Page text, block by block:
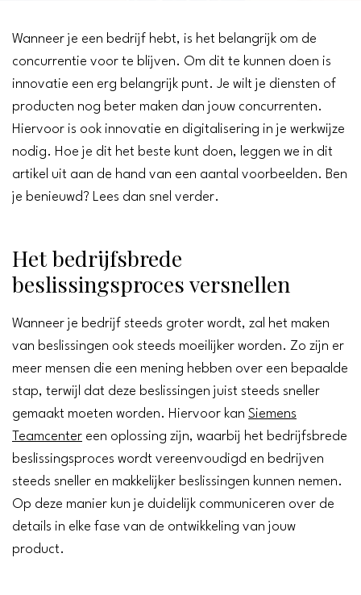
Wanneer je een bedrijf hebt, is het belangrijk om de
concurrentie voor te blijven. Om dit te kunnen doen is
innovatie een erg belangrijk punt. Je wilt je diensten of
producten nog beter maken dan jouw concurrenten.
Hiervoor is ook innovatie en digitalisering in je werkwijze
nodig. Hoe je dit het beste kunt doen, leggen we in dit
artikel uit aan de hand van een aantal voorbeelden. Ben
je benieuwd? Lees dan snel verder.
Het bedrijfsbrede
beslissingsproces versnellen
Wanneer je bedrijf steeds groter wordt, zal het maken
van beslissingen ook steeds moeilijker worden. Zo zijn er
meer mensen die een mening hebben over een bepaalde
stap, terwijl dat deze beslissingen juist steeds sneller
gemaakt moeten worden. Hiervoor kan Siemens
Teamcenter een oplossing zijn, waarbij het bedrijfsbrede
beslissingsproces wordt vereenvoudigd en bedrijven
steeds sneller en makkelijker beslissingen kunnen nemen.
Op deze manier kun je duidelijk communiceren over de
details in elke fase van de ontwikkeling van jouw
product.